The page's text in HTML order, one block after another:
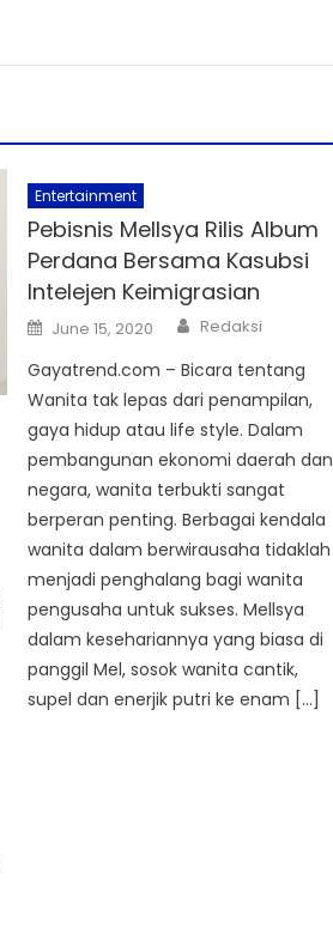
Entertainment
Pebisnis Mellsya Rilis Album
Perdana Bersama Kasubsi
Intelejen Keimigrasian
Posted
on
June 15, 2020 Author
Redaksi
Gayatrend.com – Bicara tentang
Wanita tak lepas dari penampilan,
gaya hidup atau life style. Dalam
pembangunan ekonomi daerah dan
negara, wanita terbukti sangat
berperan penting. Berbagai kendala
wanita dalam berwirausaha tidaklah
menjadi penghalang bagi wanita
pengusaha untuk sukses. Mellsya
dalam kesehariannya yang biasa di
panggil Mel, sosok wanita cantik,
supel dan enerjik putri ke enam […]